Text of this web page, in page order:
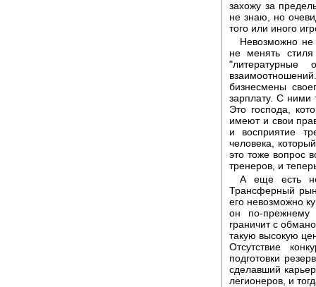
захожу за
не знаю, но
того или иного
Невозможно не
не менять
"литературные
бизнесмены
зарплату. С ними
Это господа,
имеют и свои
и восприятие
человека,
это тоже вопрос
тренеров, и
А еще есть
Трансферный
его невозможно
он по-
граничит с
такую высокую
Отсутствие
подготовки
сделавший
легионеров, и